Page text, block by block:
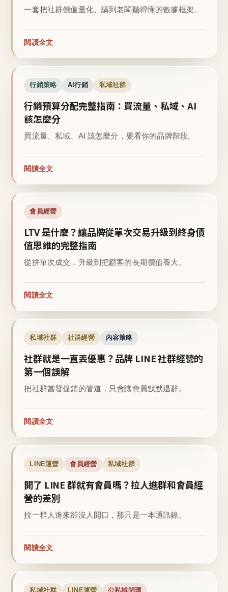
一套把社群價值量化、講到老闆聽得懂的數據框架。
閱讀全文
行銷策略 AI行銷 私域社群
行銷預算分配完整指南：買流量、私域、AI
該怎麼分
買流量、私域、AI 該怎麼分，要看你的品牌階段。
閱讀全文
會員經營
LTV 是什麼？讓品牌從單次交易升級到終身價
值思維的完整指南
從拚單次成交，升級到把顧客的長期價值養大。
閱讀全文
私域社群 社群經營 內容策略
社群就是一直丟優惠？品牌 LINE 社群經營的
第一個誤解
把社群當發促銷的管道，只會讓會員默默退群。
閱讀全文
LINE運營 會員經營 私域社群
開了 LINE 群就有會員嗎？拉人進群和會員經
營的差別
拉一群人進來卻沒人開口，那只是一本通訊錄。
閱讀全文